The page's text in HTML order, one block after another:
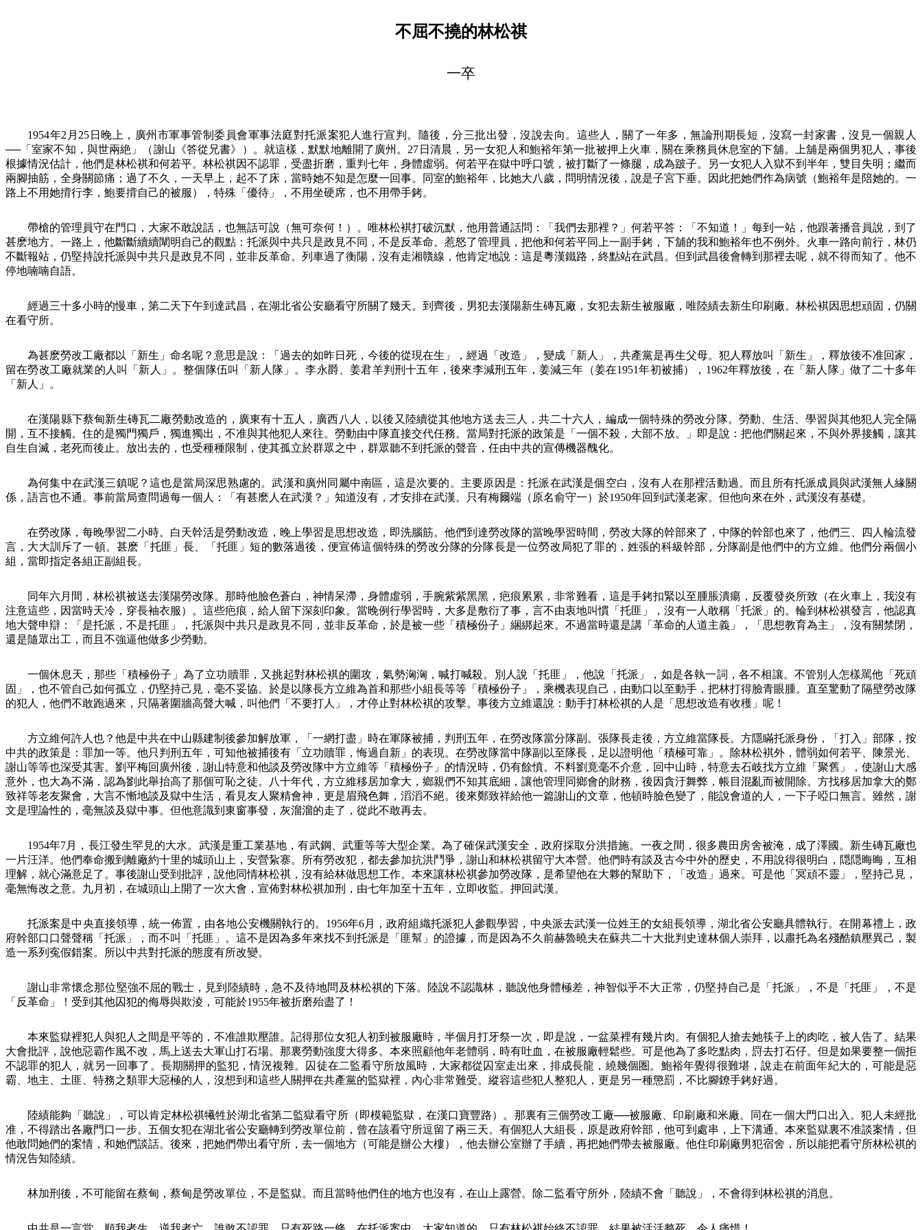
不屈不撓的林松祺
一卒
1954年2 月 25 日晚上，廣州市軍事管制委員會軍事法庭對托派案犯人進行宣判。隨後，分三批出發，沒說去向。這些人，關了一年多，無論刑期長短，沒寫一封家書，沒見一個親人
──「室家不知，與世兩絶」（謝山 《答從兄書》 ）。就這樣，默默地離開了廣州。 27 日清晨，另一女犯人和鮑裕年第一批被押上火車，關在乘務員休息室的下舖。上舖是兩個男犯人，事後
根據情況估計，他們是林松祺和何若平。林松祺因不認罪，受盡折磨，重判七年，身體虛弱。何若平在獄中呼口號，被打斷了一條腿，成為跛子。另一女犯人入獄不到半年，雙目失明；繼而
兩腳抽筋，全身關節痛；過了不久，一天早上，起不了床，當時她不知是怎麼一回事。同室的鮑裕年，比她大八歲，問明情況後，說是子宮下垂。因此把她們作為病號（鮑裕年是陪她的。一
路上不用她揹行李，鮑要揹自己的被服），特殊「優待」，不用坐硬席，也不用帶手銬。
帶槍的管理員守在門口，大家不敢說話，也無話可說（無可奈何！）。唯林松褀打破沉默，他用普通話問：「我們去那裡？」何若平答：「不知道！」每到一站，他跟著播音員說，到了
甚麽地方。一路上，他斷斷續續闡明自己的觀點：托派與中共只是政見不同，不是反革命。惹怒了管理員，把他和何若平同上一副手銬，下舖的我和鮑裕年也不例外。火車一路向前行，林仍
不斷報站，仍堅持說托派與中共只是政見不同，並非反革命。列車過了衡陽，沒有走湘贛線，他肯定地說：這是粵漢鐵路，終點站在武昌。但到武昌後會轉到那裡去呢，就不得而知了。他不
停地喃喃自語。
經過三十多小時的慢車，第二天下午到達武昌，在湖北省公安廳看守所關了幾天。到齊後，男犯去漢陽新生磚瓦廠，女犯去新生被服廠，唯陸績去新生印刷廠。林松褀因思想頑固，仍關
在看守所。
為甚麽勞改工廠都以「新生」命名呢？意思是說：「過去的如昨日死，今後的從現在生」，經過「改造」，變成「新人」，共產黨是再生父母。犯人釋放叫「新生」，釋放後不准回家，
留在勞改工廠就業的人叫「新人」。整個隊伍叫「新人隊」。李永爵、姜君羊判刑十五年，後來李減刑五年，姜減三年（姜在1951年初被捕）， 1962年釋放後，在「新人隊」做了二十多年
「新人」。
在漢陽縣下蔡甸新生磚瓦二廠勞動改造的，廣東有十五人，廣西八人，以後又陸續從其他地方送去三人，共二十六人，編成一個特殊的勞改分隊。勞動、生活、學習與其他犯人完全隔
開，互不接觸。住的是獨門獨戶，獨進獨出，不准與其他犯人來往。勞動由中隊直接交代任務。當局對托派的政策是「一個不殺，大部不放。」即是說：把他們關起來，不與外界接觸，讓其
自生自滅，老死而後止。放出去的，也受種種限制，使其孤立於群眾之中，群眾聽不到托派的聲音，任由中共的宣傳機器醜化。
為何集中在武漢三鎮呢？這也是當局深思熟慮的。武漢和廣州同屬中南區，這是次要的。主要原因是：托派在武漢是個空白，沒有人在那裡活動過。而且所有托派成員與武漢無人緣關
係，語言也不通。事前當局查問過每一個人：「有甚麽人在武漢？」知道沒有，才安排在武漢。只有梅爾端（原名俞守一）於1950年回到武漢老家。但他向來在外，武漢沒有基礎。
在勞改隊，每晚學習二小時。白天幹活是勞動改造，晚上學習是思想改造，即洗腦筋。他們到達勞改隊的當晚學習時間，勞改大隊的幹部來了，中隊的幹部也來了，他們三、四人輪流發
言，大大訓斥了一頓。甚麽「托匪」長、「托匪」短的數落過後，便宣佈這個特殊的勞改分隊的分隊長是一位勞改局犯了罪的，姓張的科級幹部，分隊副是他們中的方立維。他們分兩個小
組，當即指定各組正副組長。
同年六月間，林松祺被送去漢陽勞改隊。那時他臉色蒼白，神情呆滯，身體虛弱，手腕紫紫黑黑，疤痕累累，非常難看，這是手銬扣緊以至腫脹潰瘍，反覆發炎所致（在火車上，我沒有
注意這些，因當時天冷，穿長袖衣服）。這些疤痕，給人留下深刻印象。當晚例行學習時，大多是敷衍了事，言不由衷地叫慣「托匪」，沒有一人敢稱「托派」的。輪到林松祺發言，他認真
地大聲申辯：「是托派，不是托匪」，托派與中共只是政見不同，並非反革命，於是被一些「積極份子」綑綁起來。不過當時還是講「革命的人道主義」，「思想教育為主」，沒有關禁閉，
還是隨眾出工，而且不強逼他做多少勞動。
一個休息天，那些「積極份子」為了立功贖罪，又挑起對林松褀的圍攻，氣勢洶洶，喊打喊殺。別人說「托匪」，他說「托派」，如是各執一詞，各不相讓。不管別人怎樣駡他「死頑
固」，也不管自己如何孤立，仍堅持己見，毫不妥協。於是以隊長方立維為首和那些小組長等等「積極份子」，乘機表現自己，由動口以至動手，把林打得臉青眼腫。直至驚動了隔壁勞改隊
的犯人，他們不敢跑過來，只隔著圍牆高聲大喊，叫他們「不要打人」，才停止對林松褀的攻擊。事後方立維還說：動手打林松祺的人是「思想改造有收穫」呢！
方立維何許人也？他是中共在中山縣建制後參加解放軍，「一網打盡」時在軍隊被捕，判刑五年，在勞改隊當分隊副。張隊長走後，方立維當隊長。方隱瞞托派身份，「打入」部隊，按
中共的政策是：罪加一等。他只判刑五年，可知他被捕後有「立功贖罪，悔過自新」的表現。在勞改隊當中隊副以至隊長，足以證明他「積極可靠」。除林松褀外，體弱如何若平、陳景光、
謝山等等也深受其害。劉平梅回廣州後，謝山特意和他談及勞改隊中方立維等「積極份子」的情況時，仍有餘憤。不料劉竟毫不介意，回中山時，特意去石岐找方立維「聚舊」，使謝山大感
意外，也大為不滿，認為劉此舉抬高了那個可恥之徒。八十年代，方立維移居加拿大，鄉親們不知其底細，讓他管理同鄉會的財務，後因貪汙舞弊，帳目混亂而被開除。方找移居加拿大的鄭
致祥等老友聚會，大言不慚地談及獄中生活，看見友人聚精會神，更是眉飛色舞，滔滔不絕。後來鄭致祥給他一篇謝山的文章，他頓時臉色變了，能說會道的人，一下子啞口無言。雖然，謝
文是理論性的，毫無談及獄中事。但他意識到東窗事發，灰溜溜的走了，從此不敢再去。
1954年7月，長江發生罕見的大水。武漢是重工業基地，有武鋼、武重等等大型企業。為了確保武漢安全，政府採取分洪措施。一夜之間，很多農田房舍被淹，成了澤國。新生磚瓦廠也
一片汪洋。他們奉命搬到離廠約十里的城頭山上，安營紥寨。所有勞改犯，都去參加抗洪鬥爭，謝山和林松祺留守大本營。他們時有談及古今中外的歷史，不用說得很明白，隠隠晦晦，互相
理解，就心滿意足了。事後謝山受到批評，說他同情林松祺，沒有給林做思想工作。本來讓林松祺參加勞改隊，是希望他在大夥的幫助下，「改造」過來。可是他「冥頑不靈」，堅持己見，
毫無悔改之意。九月初，在城頭山上開了一次大會，宣佈對林松祺加刑，由七年加至十五年，立即收監。押回武漢。
托派案是中央直接領導，統一佈置，由各地公安機關執行的。 1956年6月，政府組織托派犯人參觀學習，中央派去武漢一位姓王的女組長領導，湖北省公安廳具體執行。在開幕禮上，政
府幹部口口聲聲稱「托派」，而不叫「托匪」。這不是因為多年來找不到托派是「匪幫」的證據，而是因為不久前赫魯曉夫在蘇共二十大批判史達林個人崇拜，以肅托為名殘酷鎮壓異己，製
造一系列寃假錯案。所以中共對托派的態度有所改變。
謝山非常懷念那位堅強不屈的戰士，見到陸績時，急不及待地問及林松祺的下落。陸說不認識林，聽說他身體極差，神智似乎不大正常，仍堅持自己是「托派」，不是「托匪」，不是
「反革命」！受到其他囚犯的侮辱與欺淩，可能於1955年被折磨殆盡了！
本來監獄裡犯人與犯人之間是平等的，不准誰欺壓誰。記得那位女犯人初到被服廠時，半個月打牙祭一次，即是說，一盆菜裡有幾片肉。有個犯人搶去她筷子上的肉吃，被人告了。結果
大會批評，說他惡霸作風不改，馬上送去大軍山打石場。那裏勞動強度大得多。本來照顧他年老體弱，時有吐血，在被服廠輕鬆些。可是他為了多吃點肉，罸去打石仔。但是如果要整一個拒
不認罪的犯人，就另一回事了。長期關押的監犯，情況複雜。囚徒在二監看守所放風時，大家都從囚室走出來，排成長龍，繞幾個圏。鮑裕年覺得很難堪，說走在前面年紀大的，可能是惡
霸、地主、土匪、特務之類罪大惡極的人，沒想到和這些人關押在共產黨的監獄裡，內心非常難受。縱容這些犯人整犯人，更是另一種懲罰，不比腳鐐手銬好過。
陸績能夠「聽說」，可以肯定林松祺犧牲於湖北省第二監獄看守所（即模範監獄，在漢口寶豐路）。那裏有三個勞改工廠──被服廠、印刷廠和米廠。同在一個大門口出入。犯人未經批
准，不得踏出各廠門口一步。五個女犯在湖北省公安廳轉到勞改單位前，曾在該看守所逗留了兩三天。有個犯人大組長，原是政府幹部，他可到處串，上下溝通。本來監獄裏不准談案情，但
他敢問她們的案情，和她們談話。後來，把她們帶出看守所，去一個地方（可能是辦公大樓），他去辦公室辦了手續，再把她們帶去被服廠。他住印刷廠男犯宿舍，所以能把看守所林松祺的
情況告知陸績。
林加刑後，不可能留在蔡甸，蔡甸是勞改單位，不是監獄。而且當時他們住的地方也沒有，在山上露營。除二監看守所外，陸績不會「聽說」，不會得到林松祺的消息。